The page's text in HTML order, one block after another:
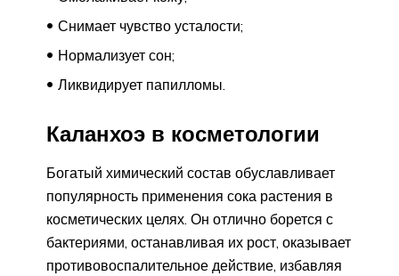
Снимает чувство усталости;
Нормализует сон;
Ликвидирует папилломы.
Каланхоэ в косметологии
Богатый химический состав обуславливает
популярность применения сока растения в
косметических целях. Он отлично борется с
бактериями, останавливая их рост, оказывает
противовоспалительное действие, избавляя